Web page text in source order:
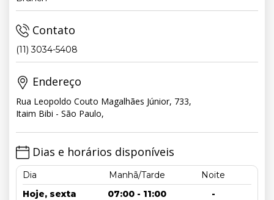
Contato
(11) 3034-5408
Endereço
Rua Leopoldo Couto Magalhães Júnior, 733,
Itaim Bibi - São Paulo,
Dias e horários disponíveis
Dia Manhã/Tarde
Noite
Hoje, sexta
07:00 - 11:00
-